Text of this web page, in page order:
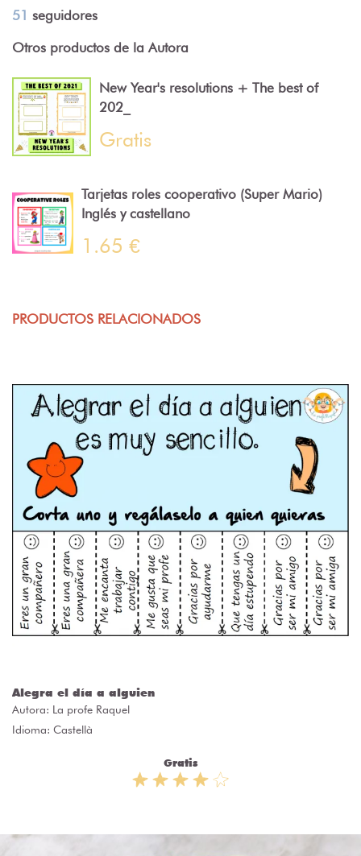
51 seguidores
Otros productos de la Autora
New Year's resolutions + The best of
202_
Gratis
Tarjetas roles cooperativo (Super Mario)
Inglés y castellano
1.65 €
PRODUCTOS RELACIONADOS
Alegra el día a alguien
Autora: La profe Raquel
Idioma: Castellà
Gratis